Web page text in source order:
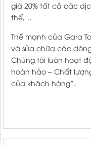
giá 20% tất cả các
thế,…
Thế mạnh của Gara
và sửa chữa các
Chúng tôi luôn hoạt
hoàn hảo – Chất
của khách hàng”.